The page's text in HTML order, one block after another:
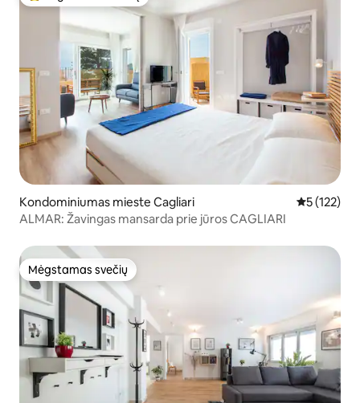
Kondominiumas mieste Cagliari Vidutinis
5 (122)
ALMAR: Žavingas mansarda prie jūros CAGLIARI
Mėgstamas svečių
Mėgstamas svečių